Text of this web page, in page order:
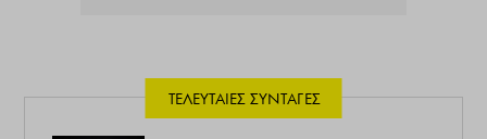
ΤΕΛΕΥΤΑΊΕΣ ΣΥΝΤΑΓΈΣ